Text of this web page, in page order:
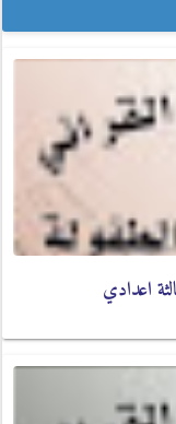
اعدادي